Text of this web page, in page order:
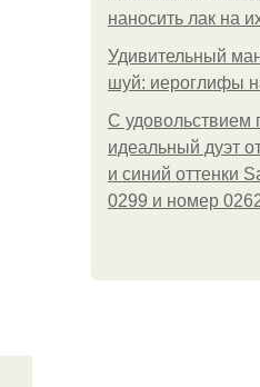
наносить лак на
Удивительный
шуй: иероглифы
С удовольствием
идеальный дуэт
и синий оттенки
0299 и номер